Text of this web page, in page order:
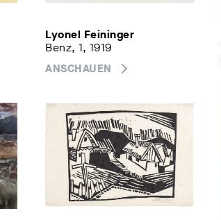
Lyonel Feininger
Benz, 1, 1919
ANSCHAUEN